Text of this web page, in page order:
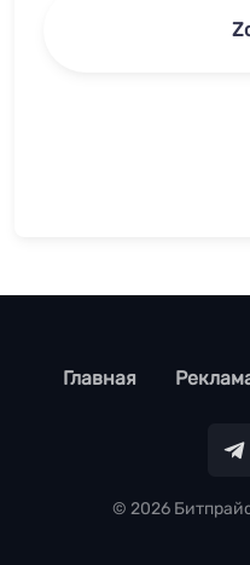
footer
Главная
© 2026